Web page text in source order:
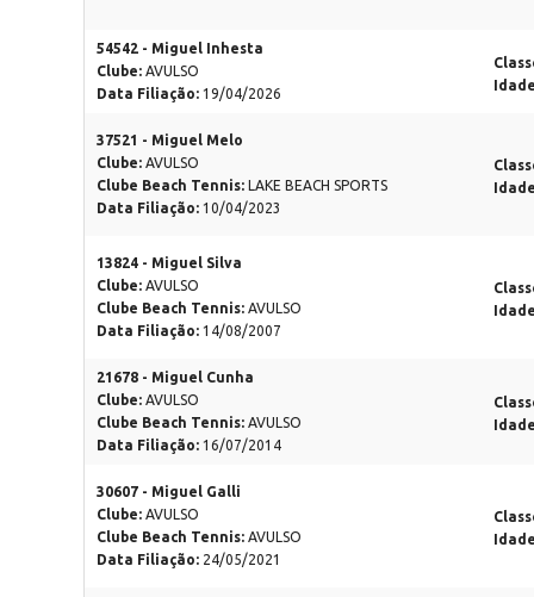
54542 - Miguel Inhesta
Clube: AVULSO
Data Filiação: 19/04/2026
37521 - Miguel Melo
Clube: AVULSO
Clube Beach Tennis: LAKE BEACH SPORTS
Data Filiação: 10/04/2023
13824 - Miguel Silva
Clube: AVULSO
Clube Beach Tennis: AVULSO
Data Filiação: 14/08/2007
21678 - Miguel Cunha
Clube: AVULSO
Clube Beach Tennis: AVULSO
Data Filiação: 16/07/2014
30607 - Miguel Galli
Clube: AVULSO
Clube Beach Tennis: AVULSO
Data Filiação: 24/05/2021